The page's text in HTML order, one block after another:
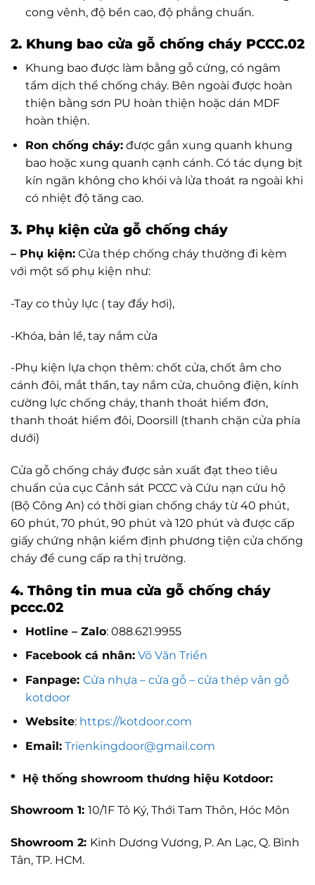
cong vênh, độ bền cao, độ phẳng chuẩn.
2. Khung bao cửa gỗ chống cháy PCCC.02
Khung bao được làm bằng gỗ cứng, có ngâm
tẩm dịch thể chống cháy. Bên ngoài được hoàn
thiện bằng sơn PU hoàn thiện hoặc dán MDF
hoàn thiện.
Ron chống cháy:được gắn xung quanh khung
bao hoặc xung quanh cạnh cánh. Có tác dụng bịt
kín ngăn không cho khói và lửa thoát ra ngoài khi
có nhiệt độ tăng cao.
3. Phụ kiện cửa gỗ chống cháy
– Phụ kiện: Cửa thép chống cháy thường đi kèm
với một số phụ kiện như:
-Tay co thủy lực ( tay đẩy hơi),
-Khóa, bản lề, tay nắm cửa
-Phụ kiện lựa chọn thêm: chốt cửa, chốt âm cho
cánh đôi, mắt thần, tay nắm cửa, chuông điện, kính
cường lực chống cháy, thanh thoát hiểm đơn,
thanh thoát hiểm đôi, Doorsill (thanh chặn cửa phía
dưới)
Cửa gỗ chống cháy được sản xuất đạt theo tiêu
chuẩn của cục Cảnh sát PCCC và Cứu nạn cứu hộ
(Bộ Công An) có thời gian chống cháy từ 40 phút,
60 phút, 70 phút, 90 phút và 120 phút và được cấp
giấy chứng nhận kiểm định phương tiện cửa chống
cháy để cung cấp ra thị trường.
4. Thông tin mua cửa gỗ chống cháy
pccc.02
Hotline – Zalo: 088.621.9955
Facebook cá nhân: Võ Văn Triển
Fanpage: Cửa nhựa – cửa gỗ – cửa thép vân gỗ
kotdoor
Website: https://kotdoor.com
Email: Trienkingdoor@gmail.com
* Hệ thống showroom thương hiệu Kotdoor:
Showroom 1: 10/1F Tô Ký, Thới Tam Thôn, Hóc Môn
Showroom 2: Kinh Dương Vương, P. An Lạc, Q. Bình
Tân, TP. HCM.